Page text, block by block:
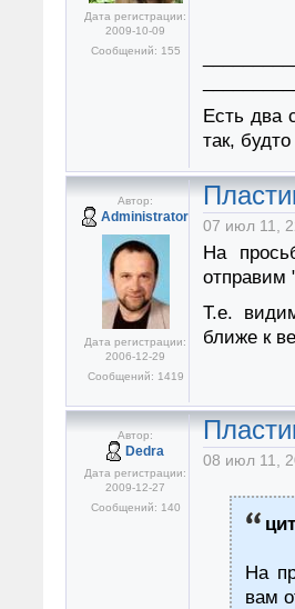
Дата регистрации:
2009-10-09
Сообщений: 155
Есть два
так,
Автор:
Administrator
Дата регистрации:
2006-12-29
Сообщений: 1419
07 июл 11,
На
отправим
Т.е.
ближе к
Автор:
Dedra
Дата регистрации:
2009-12-27
Сообщений: 140
08 июл 11,
На
вам